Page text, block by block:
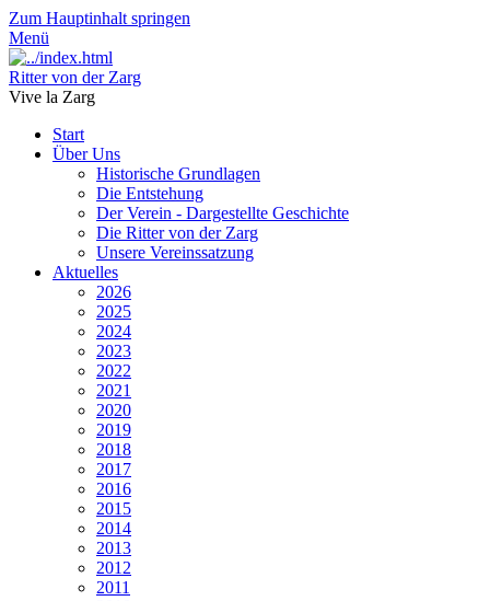
Zum Hauptinhalt springen
Menü
Ritter von der Zarg
Vive la Zarg
Start
Über Uns
Historische Grundlagen
Die Entstehung
Der Verein - Dargestellte Geschichte
Die Ritter von der Zarg
Unsere Vereinssatzung
Aktuelles
2026
2025
2024
2023
2022
2021
2020
2019
2018
2017
2016
2015
2014
2013
2012
2011